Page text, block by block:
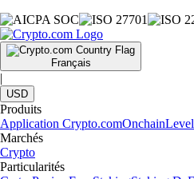
Français
|
USD
Produits
Application Crypto.comOnchain
Marchés
Crypto
Particularités